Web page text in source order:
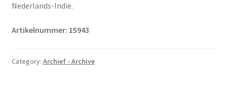
Nederlands-Indië.
Artikelnummer: 15943
Category: Archief - Archive